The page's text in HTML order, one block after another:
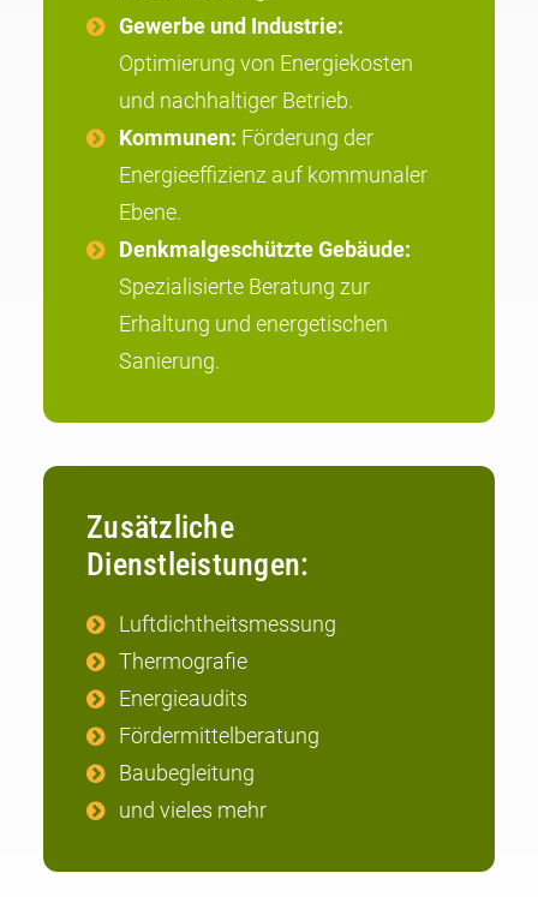
Gewerbe und Industrie:
Optimierung von Energiekosten
und nachhaltiger Betrieb.
Kommunen: Förderung der
Energieeffizienz auf kommunaler
Ebene.
Denkmalgeschützte Gebäude:
Spezialisierte Beratung zur
Erhaltung und energetischen
Sanierung.
Zusätzliche
Dienstleistungen:
Luftdichtheitsmessung
Thermografie
Energieaudits
Fördermittelberatung
Baubegleitung
und vieles mehr